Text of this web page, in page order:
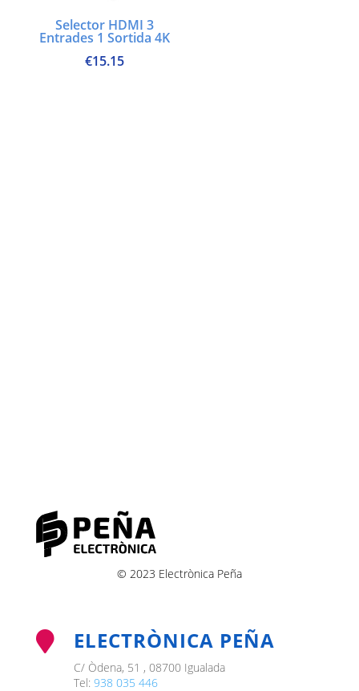
Selector HDMI 3
Entrades 1 Sortida 4K
€15.15
© 2023 Electrònica Peña
 ELECTRÒNICA PEÑA
C/ Òdena, 51 , 08700 Igualada
Tel: 938 035 446